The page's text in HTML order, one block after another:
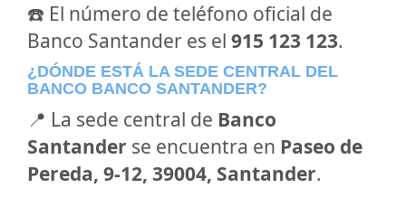
☎️ El número de teléfono oficial de
Banco Santander es el 915 123 123.
¿DÓNDE ESTÁ LA SEDE CENTRAL DEL
BANCO BANCO SANTANDER?
📍 La sede central de Banco
Santander se encuentra en Paseo de
Pereda, 9-12, 39004, Santander.